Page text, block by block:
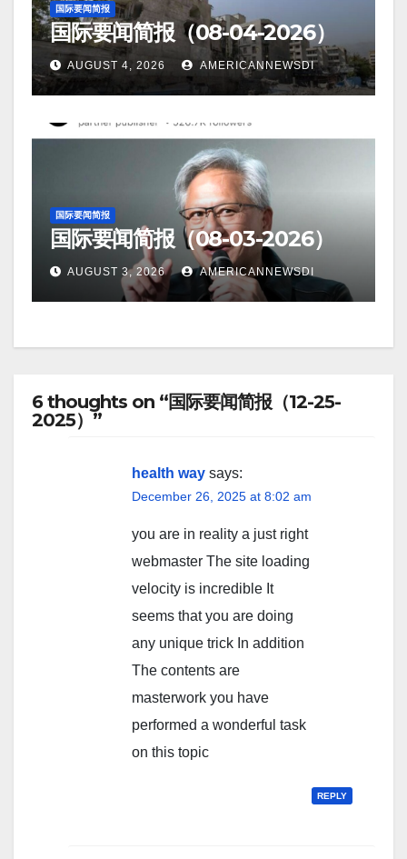
国际要闻简报
国际要闻简报（08-04-2026）
AUGUST 4, 2026 AMERICANNEWSDI
国际要闻简报
国际要闻简报（08-03-2026）
AUGUST 3, 2026 AMERICANNEWSDI
6 thoughts on “国际要闻简报（12-25-
2025）”
health way says:
December 26, 2025 at 8:02 am
you are in reality a just right
webmaster The site loading
velocity is incredible It
seems that you are doing
any unique trick In addition
The contents are
masterwork you have
performed a wonderful task
on this topic
REPLY